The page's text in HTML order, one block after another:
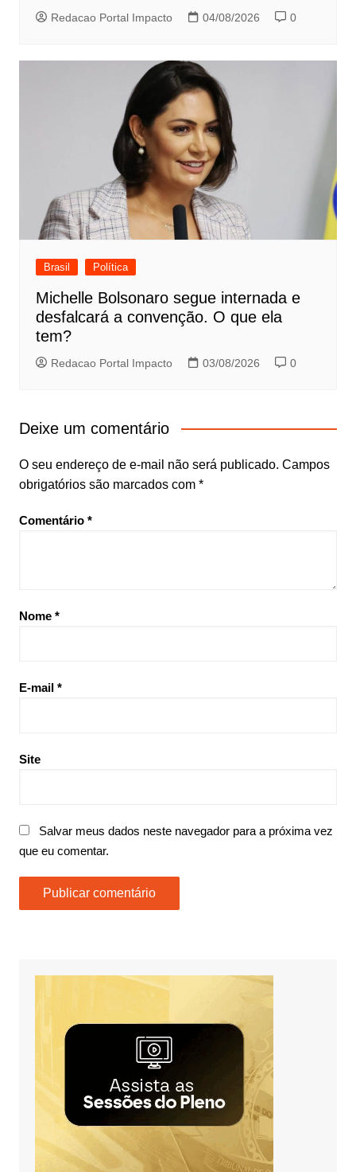
Redacao Portal Impacto 04/08/2026 0
Brasil Política
Michelle Bolsonaro segue internada e
desfalcará a convenção. O que ela
tem?
Redacao Portal Impacto 03/08/2026 0
Deixe um comentário
O seu endereço de e-mail não será publicado. Campos
obrigatórios são marcados com *
Comentário *
Nome *
E-mail *
Site
Salvar meus dados neste navegador para a próxima vez
que eu comentar.